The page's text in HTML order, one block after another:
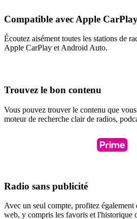
Compatible avec Apple
Écoutez aisément toutes les stations de
Apple CarPlay et Android Auto.
Trouvez le bon contenu
Vous pouvez trouver le contenu que
moteur de recherche clair de radios,
Radio sans publicité
Avec un seul compte, profitez également
web, y compris les favoris et l'historique